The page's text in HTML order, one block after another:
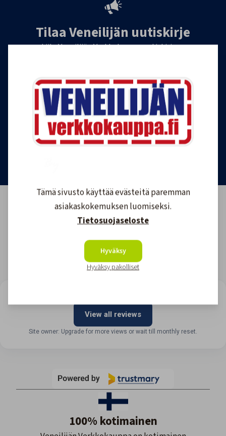
Tilaa Veneilijän uutiskirje
Liity Veneilijän Verkkokaupan uutiskirjeen
ensimmäisten joukossa. Lähetämme 1-4
uutiskirjettä kuukaudessa. Voit perua uutiskirjeen
tilauksen milloin tahansa.
Tilaa uutiskirje
View all reviews
Site owner: Upgrade for more views or wait till monthly reset.
100% kotimainen
Tämä sivusto käyttää evästeitä paremman
asiakaskokemuksen luomiseksi.
Tietosuojaseloste
Hyväksy
Hyväksy pakolliset